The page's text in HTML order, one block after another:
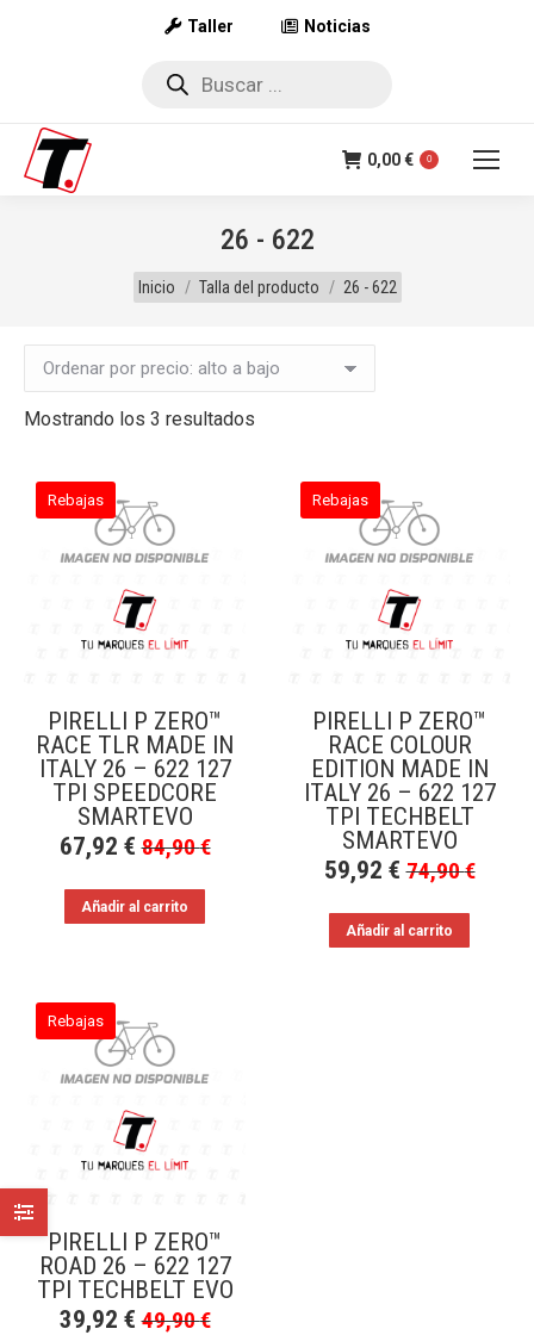
Taller Noticias
Búsqueda
0,00€ 0
26 - 622
Estás aquí:
Inicio Talla del producto 26 - 622
Mostrando los 3 resultados
precio:
Rebajas
PIRELLI P ZERO™
RACE TLR MADE IN
ITALY 26 – 622 127
TPI SPEEDCORE
SMARTEVO
67,92 € 84,90€
Añadir al carrito
Rebajas
PIRELLI P ZERO™
RACE COLOUR
EDITION MADE IN
ITALY 26 – 622 127
TPI TECHBELT
SMARTEVO
59,92 € 74,90€
Añadir al carrito
Rebajas
PIRELLI P ZERO™
ROAD 26 – 622 127
TPI TECHBELT EVO
39,92 € 49,90€